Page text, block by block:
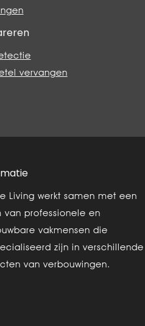
vervangen
Living werkt samen met een
van professionele en
vakmensen die
zijn in verschillende
van verbouwingen.